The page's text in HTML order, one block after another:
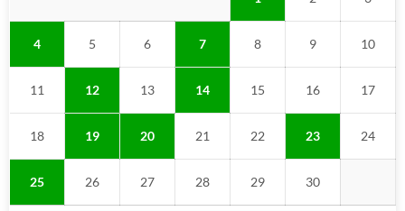
4 5 6 7 8 9 10
11 12 13 14 15 16 17
18 19 20 21 22 23 24
25 26 27 28 29 30